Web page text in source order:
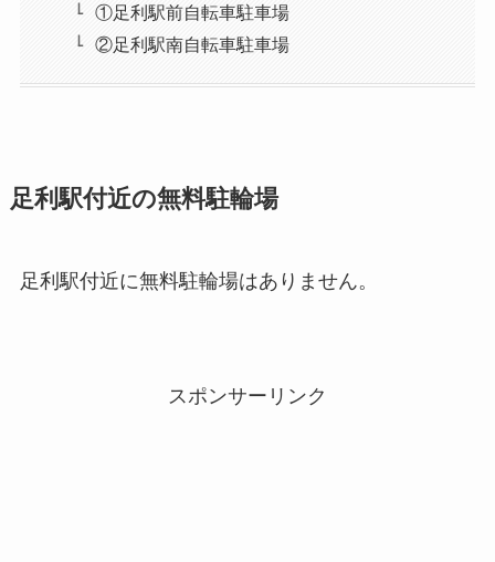
①足利駅前自転車駐車場
②足利駅南自転車駐車場
足利駅付近の無料駐輪場
足利駅付近に無料駐輪場はありません。
スポンサーリンク